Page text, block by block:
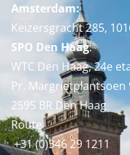
Amsterdam:
Keizersgracht 285,
SPO Den Haag:
WTC Den Haag, 24e
Pr. Margrietplantsoen
2595 BR Den Haag
Route
+31 (0)346 29 1211